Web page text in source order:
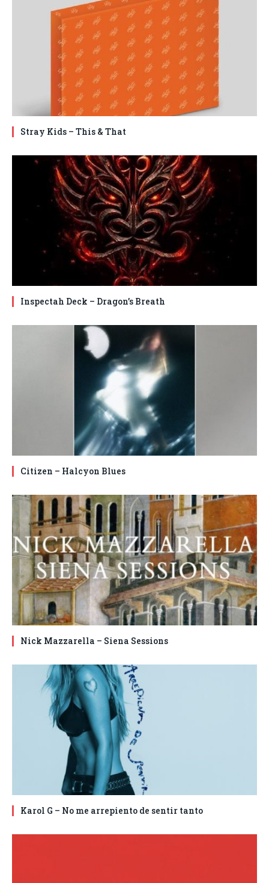
Stray Kids – This & That
Inspectah Deck – Dragon’s Breath
Citizen – Halcyon Blues
Nick Mazzarella – Siena Sessions
Karol G – No me arrepiento de sentir tanto